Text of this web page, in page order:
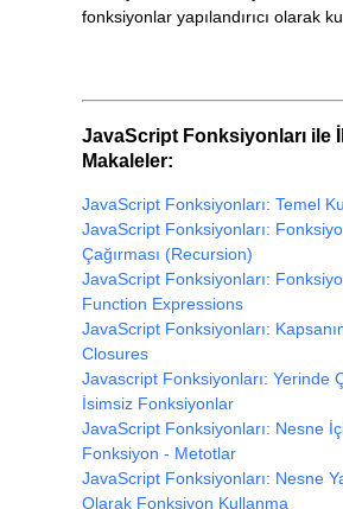
fonksiyonlar yapılandırıcı olarak
JavaScript Fonksiyonları ile
Makaleler:
JavaScript Fonksiyonları: Temel
JavaScript Fonksiyonları:
Çağırması (Recursion)
JavaScript Fonksiyonları:
Function Expressions
JavaScript Fonksiyonları:
Closures
Javascript Fonksiyonları: Yerinde
İsimsiz Fonksiyonlar
JavaScript Fonksiyonları: Nesne
Fonksiyon - Metotlar
JavaScript Fonksiyonları: Nesne
Olarak Fonksiyon Kullanma